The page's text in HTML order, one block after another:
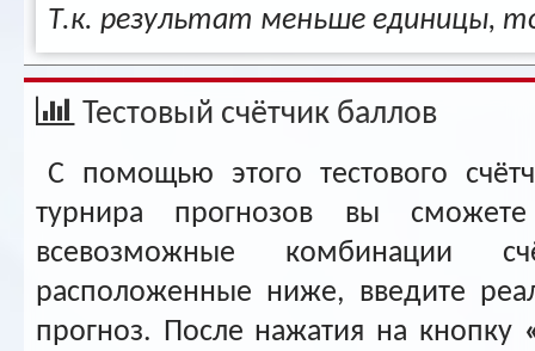
Т.к. результат меньше единицы,
Тестовый счётчик баллов
С помощью этого тестового
турнира прогнозов вы
всевозможные комбинации
расположенные ниже, введите
прогноз. После нажатия на кнопку